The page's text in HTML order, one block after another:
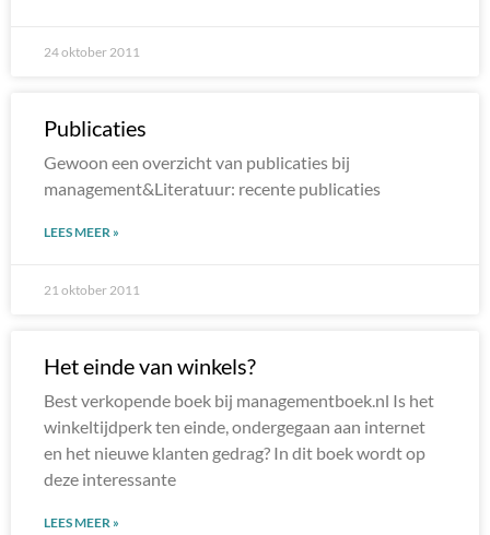
24 oktober 2011
Publicaties
Gewoon een overzicht van publicaties bij
management&Literatuur: recente publicaties
LEES MEER »
21 oktober 2011
Het einde van winkels?
Best verkopende boek bij managementboek.nl Is het
winkeltijdperk ten einde, ondergegaan aan internet
en het nieuwe klanten gedrag? In dit boek wordt op
deze interessante
LEES MEER »